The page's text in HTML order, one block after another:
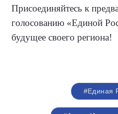
Присоединяйтесь к
голосованию «Единой
будущее своего региона!
#Единая